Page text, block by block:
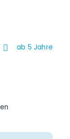
ab 5 Jahre